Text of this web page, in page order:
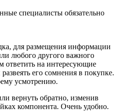
специалисты обязательно
для размещения информации
любого другого важного
ответить на интересующие
его сомнения в покупке.
усмотрению.
вернуть обратно, изменив
компонента. Очень удобно.